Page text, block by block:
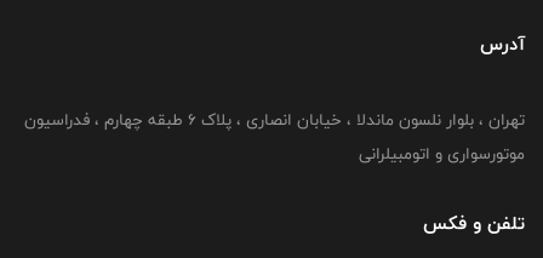
آدرس
تهران ، بلوار نلسون ماندلا ، خیابان انصاری ، پلاک ۶ طبقه چهارم ، فدراسیون
موتورسواری و اتومبیلرانی
تلفن و فکس